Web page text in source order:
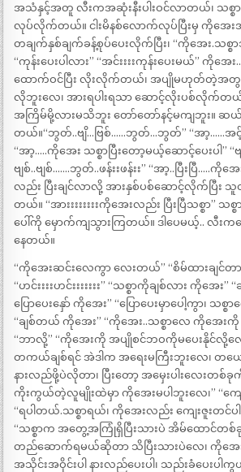
အသံနှင့်အတူ လီးကအဆုံးနီးပါးဝင်လာတယ်၊ သစ္စာ
လုပ်လိုက်တယ်။ ငါးမိနစ်လောက်လုပ်ပြီးမှ ကိုအေး
တချက်နှစ်ချက်ခန့်စုပ်ပေးလိုက်ပြီး၊ “ကိုအေး.သစ္
“ကုန်းပေးပါလား” “အင်းးးးကုန်းပေးမယ်” ကိုအေ
ထောက်ဝင်ပြီး လိုးလိုက်တယ်၊ အပျိုမဟုတ်တဲ့အတွ
လိုဘူးလေ၊ အားရပါးရသာ ဆောင့်လိုးပစ်လိုက်
အကြိမ်မို့လားမသိဘူး တော်တော်နင့်မကျဘူး။
တယ်။“ဘွတ်..ဗျိ…ဗြစ်……ဘွတ်…ဘွတ်” “အာ့……အင့်
“အာ့…..ကိုအေး သစ္စာပြီးတော့မယ့်ဆောင့်ပေးပါ” “ဗ
ဗျစ်..ဗျစ်…….ဘွတ်..ဖန်းးဖန်းး” “အာ့..ပြီးပြီ…..ကိုအေ
လည်း ပြီးချင်လာလို့ အားနှစ်ပစ်ဆောင့်လိုက်ပြီ
တယ်။ “အားးးးးးးးကိုအေးလည်း ပြီးပြီသစ္စာ” သ
ပေါ်ကို မှောက်ကျသွားကြတယ်။ ဒါပေမယ့်.. လီး
နေတယ်။
“ကိုအေးဆင်းလေကွာ လေးတယ်” “စိမ်ထားချင်တာ
“ဟင်းးးးဟင်းးးးးးး” “သစ္စာကိုချစ်လား ကိုအေး”
ပြောပေးနှော် ကိုအေး” “ပြောပေးမှာပေါ့ကွာ၊ သစ္
“ချစ်တယ် ကိုအေး” “ကိုအေး..သစ္စာလေ ကိုအေး
“ဘာလို့” “ကိုအေးကို အပျိုစင်ဘဝကိုမပေးနိုင်လို့လေ
တကယ်ချစ်ရင် အဲဒါက အရေးမကြီးဘူးလေ၊ တ
နားလည်ဖို့ပဲလိုတာ၊ ပြီးတော့ အမှေးပါးလေးတစ်
ကိုးကွယ်တဲ့လူမျိုးထဲမှာ ကိုအေးမပါဘူးလေ၊” “ကျေ
“ရပါတယ်.သစ္စာရယ်၊ ကိုအေးလည်း ကျေးဇူးတင်
“သစ္စာက အတွေ့အကြုံရှိပြီးသားပဲ အိမ်ထောင်
တည်ဆောက်ရမယ်ဆိုတာ သိပြီးသားပဲလေ၊ ကိုအေ
အသိုင်းအဝိုင်းပါ နားလည်ပေးပါ၊ သည်းခံပေးပါကွ